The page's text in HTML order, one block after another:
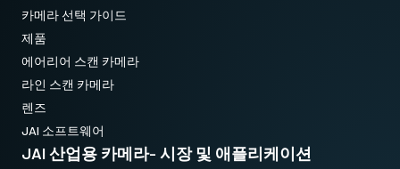
카메라 선택 가이드
제품
에어리어 스캔 카메라
라인 스캔 카메라
렌즈
JAI 소프트웨어
JAI 산업용 카메라- 시장 및 애플리케이션